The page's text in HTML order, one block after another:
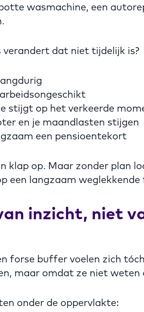
wasmachine, een
dat niet tijdelijk is?
stijgt op het verkeerde
en je maandlasten stijgen
een pensioentekort
klap op. Maar zonder plan
een langzaam
inzicht, niet
forse buffer voelen zich
maar omdat ze niet
onder de oppervlakte: